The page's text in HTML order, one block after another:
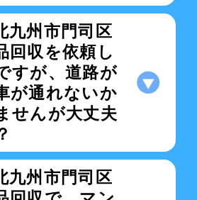
九州市門司区
回収を依頼し
すが、道路が
が通れないか
せんが大丈夫
九州市門司区